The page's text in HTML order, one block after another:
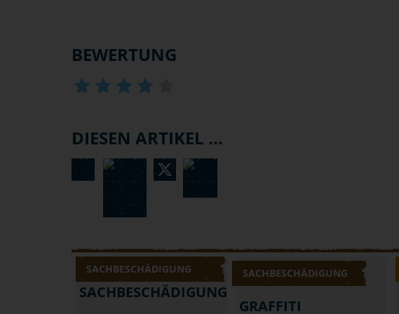
BEWERTUNG
DIESEN ARTIKEL ...
SACHBESCHÄDIGUNG
SACHBESCHÄDIGUNG
SACHBESCHÄDIGUNG
GRAFFITI